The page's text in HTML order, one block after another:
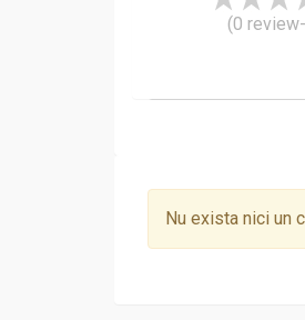
(0
Nu exista nici un